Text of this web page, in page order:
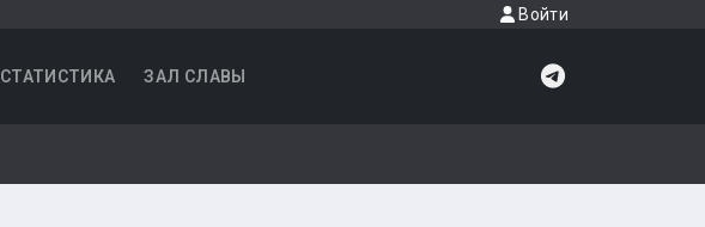
Войти
СТАТИСТИКА ЗАЛ СЛАВЫ